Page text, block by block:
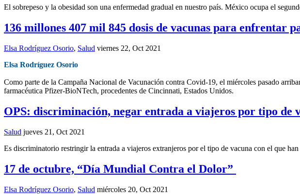
El sobrepeso y la obesidad son una enfermedad gradual en nuestro país. México ocupa el
136 millones 407 mil 845 dosis de vacunas para enfrentar
Elsa Rodríguez Osorio, Salud viernes 22, Oct 2021
Elsa Rodríguez Osorio
Como parte de la Campaña Nacional de Vacunación contra Covid-19, el miércoles pasado
farmacéutica Pfizer-BioNTech, procedentes de Cincinnati, Estados Unidos.
OPS: discriminación, negar entrada a viajeros por tipo de
Salud jueves 21, Oct 2021
Es discriminatorio restringir la entrada a viajeros extranjeros por el tipo de vacuna con el que
17 de octubre, “Día Mundial Contra el Dolor”
Elsa Rodríguez Osorio, Salud miércoles 20, Oct 2021